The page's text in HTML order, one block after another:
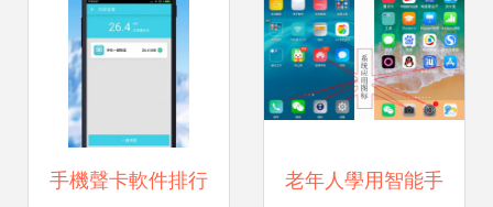
手機聲卡軟件排行 老年人學用智能手